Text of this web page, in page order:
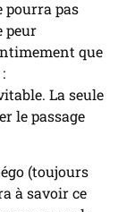
pourra pas
peur
que
La seule
le passage
(toujours
à savoir ce